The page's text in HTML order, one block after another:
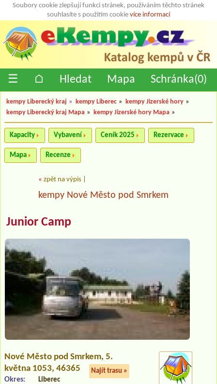
Soubory cookie zlepšují funkci stránek, používáním těchto stránek
souhlasíte s použitím cookie více informací
☰ ⌂ Hledat Mapa Schránka(0)
kempy Liberecký kraj » kempy Liberec » kempy Jizerské hory »
kempy Liberecký kraj Mapa » kempy Jizerské hory Mapa »
Kapacity Vybavení Ceník 2025 Rezervace
Mapa Recenze
« zpět na výpis
kempy Nové Město pod Smrkem
Junior Camp
Nové Město pod Smrkem, 5.
května 1053, 46365
Najít trasu »
Okres: Liberec